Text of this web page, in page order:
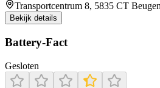
Transportcentrum 8, 5835 CT
Bekijk details
Battery-Fact
Gesloten